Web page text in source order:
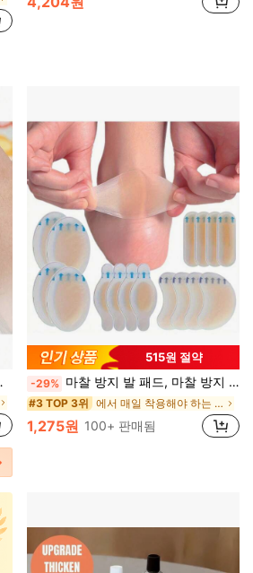
515원 절약
-29% 마찰 방지 발 패드, 마찰 방지 하이힐 패드, 하이드로겔 마찰 방지 발 패드, 개별 포장된 하이드로겔 마찰 방지 힐 패드, 발 패드, 힐 패드, 마찰 방지 패드
#3 TOP 3위 에서 매일 착용해야 하는 보호 장비 - 필수품 일일 보호 장비
1,275원 100+ 판매됨